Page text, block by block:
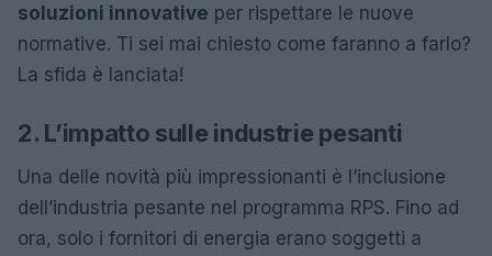
soluzioni innovative per rispettare le nuove
normative. Ti sei mai chiesto come faranno a farlo?
La sfida è lanciata!
2. L’impatto sulle industrie pesanti
Una delle novità più impressionanti è l’inclusione
dell’industria pesante nel programma RPS. Fino ad
ora, solo i fornitori di energia erano soggetti a